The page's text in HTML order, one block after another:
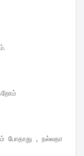
, நல்லதா